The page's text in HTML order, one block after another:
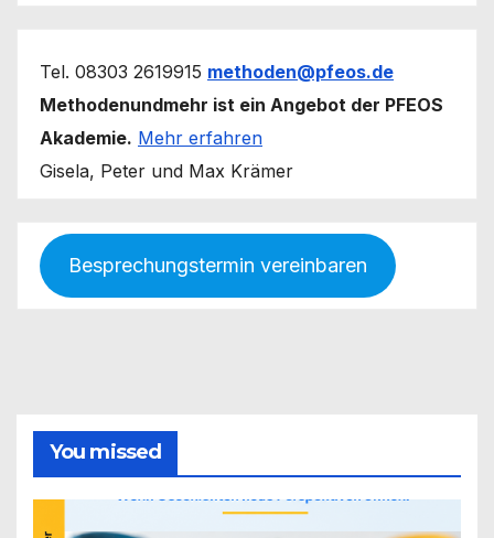
Tel. 08303 2619915 methoden@pfeos.de
Methodenundmehr ist ein Angebot der PFEOS
Akademie. Mehr erfahren
Gisela, Peter und Max Krämer
Besprechungstermin vereinbaren
You missed